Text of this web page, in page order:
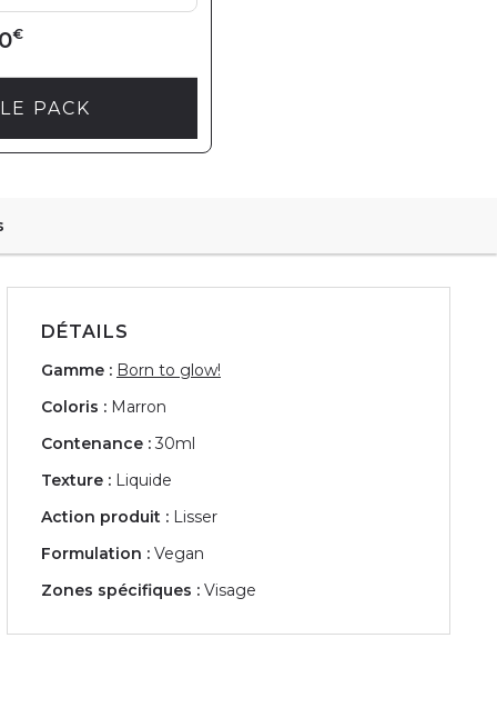
€
PACK
DÉTAILS
Gamme : Born to glow!
Coloris : Marron
Contenance : 30ml
Texture : Liquide
Action produit : Lisser
Formulation : Vegan
Zones spécifiques : Visage